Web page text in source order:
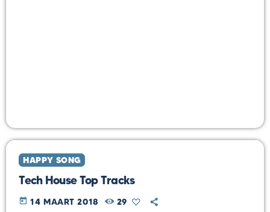
HAPPY SONG
Tech House Top Tracks
today 14 MAART 2018 29